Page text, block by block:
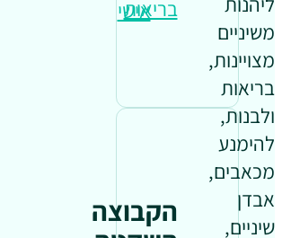
משיניים
מצויינות,
בריאות
ולבנות,
להימנע
מכאבים,
אבדן
שיניים,
בריאות
אישי
הקבוצה